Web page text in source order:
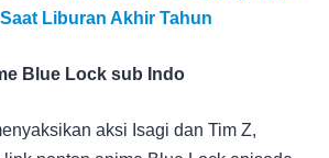
Liburan Akhir Tahun
Blue Lock sub Indo
aksi Isagi dan Tim Z,